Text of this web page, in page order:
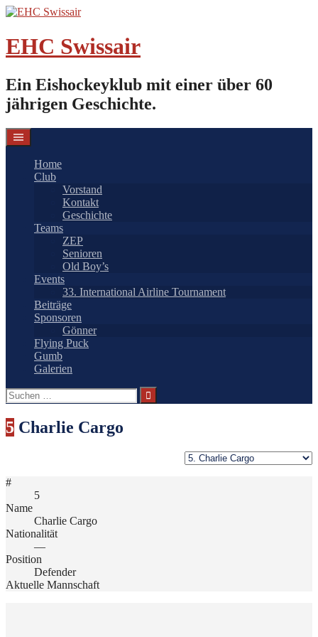
Springe
Inhalt
EHC Swissair
Ein Eishockeyklub mit einer über 60
jährigen Geschichte.
Home
Club
Vorstand
Kontakt
Geschichte
Teams
ZEP
Senioren
Old Boy’s
Events
33. International Airline Tournament
Beiträge
Sponsoren
Gönner
Flying Puck
Gumb
Galerien
Suchen
nach:
5 Charlie Cargo
#
5
Name
Charlie Cargo
Nationalität
—
Position
Defender
Aktuelle Mannschaft